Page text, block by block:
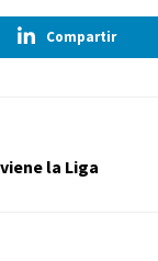
Compartir
la Liga